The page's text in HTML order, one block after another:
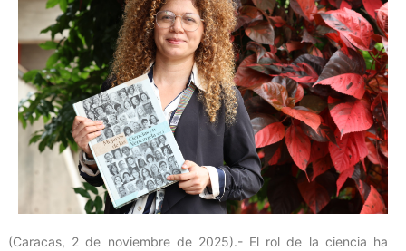
(Caracas, 2 de noviembre de 2025).- El rol de la ciencia ha